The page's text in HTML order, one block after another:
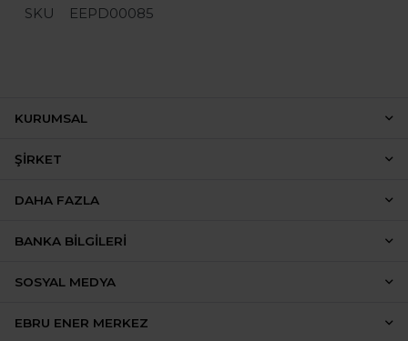
SKU EEPD00085
KURUMSAL
ŞIRKET
DAHA FAZLA
BANKA BILGILERI
SOSYAL MEDYA
EBRU ENER MERKEZ